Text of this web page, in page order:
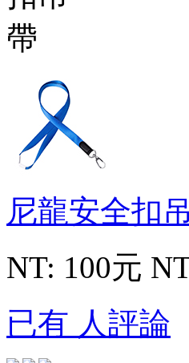
尼龍安全扣
NT: 100元
已有 人評論